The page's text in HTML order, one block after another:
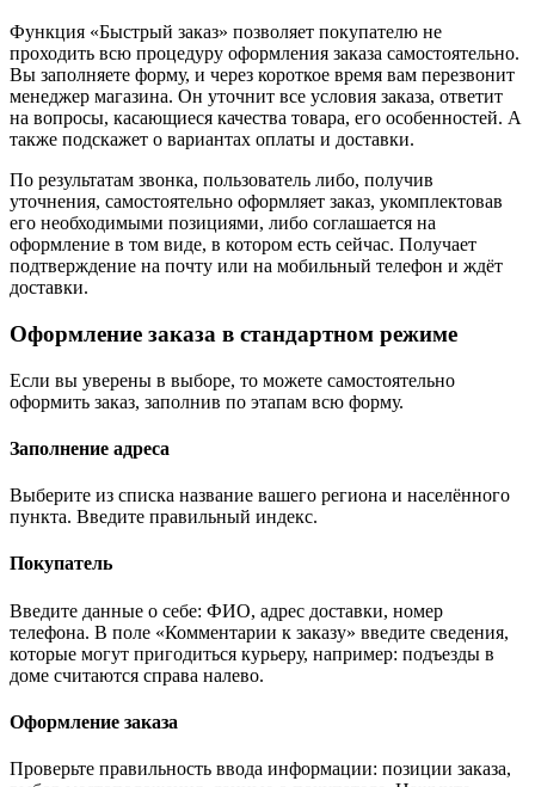
Функция «Быстрый заказ» позволяет покупателю не
проходить всю процедуру оформления заказа самостоятельно.
Вы заполняете форму, и через короткое время вам перезвонит
менеджер магазина. Он уточнит все условия заказа, ответит
на вопросы, касающиеся качества товара, его особенностей. А
также подскажет о вариантах оплаты и доставки.
По результатам звонка, пользователь либо, получив
уточнения, самостоятельно оформляет заказ, укомплектовав
его необходимыми позициями, либо соглашается на
оформление в том виде, в котором есть сейчас. Получает
подтверждение на почту или на мобильный телефон и ждёт
доставки.
Оформление заказа в стандартном режиме
Если вы уверены в выборе, то можете самостоятельно
оформить заказ, заполнив по этапам всю форму.
Заполнение адреса
Выберите из списка название вашего региона и населённого
пункта. Введите правильный индекс.
Покупатель
Введите данные о себе: ФИО, адрес доставки, номер
телефона. В поле «Комментарии к заказу» введите сведения,
которые могут пригодиться курьеру, например: подъезды в
доме считаются справа налево.
Оформление заказа
Проверьте правильность ввода информации: позиции заказа,